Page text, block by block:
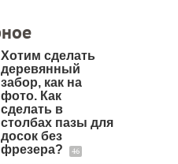
Хотим сделать
деревянный
забор, как на
фото. Как
сделать в
столбах пазы для
досок без
фрезера?
46